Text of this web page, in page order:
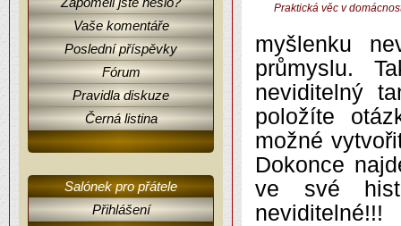
Vaše komentáře
Poslední příspěvky
Fórum
Pravidla diskuze
Černá listina
Salónek pro přátele
Přihlášení
Praktická věc v
myšlenku
průmyslu.
neviditelný
položíte
možné
Dokonce
ve své
neviditelné!!!